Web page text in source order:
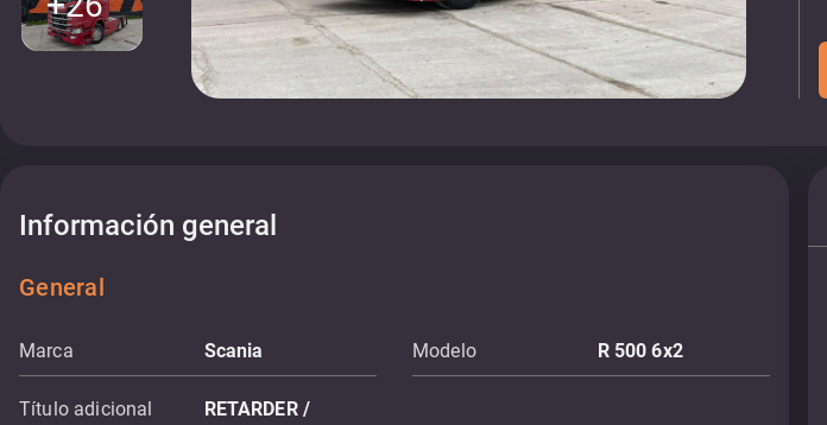
Información general
General
Marca Scania Modelo R 500 6x2
Título adicional
RETARDER /